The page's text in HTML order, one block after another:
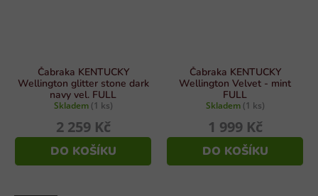
Čabraka KENTUCKY
Wellington glitter stone dark
navy vel. FULL
Skladem (1 ks)
2 259 Kč
DO KOŠÍKU
Čabraka KENTUCKY
Wellington Velvet - mint
FULL
Skladem (1 ks)
1 999 Kč
DO KOŠÍKU